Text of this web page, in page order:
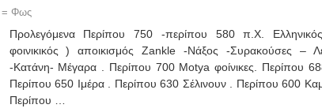
= Φως
Προλεγόμενα Περίπου 750 -περίπου 580 π.Χ.
φοινικικός ) αποικισμός Zankle -Νάξος -Συρακούσες –
-Κατάνη- Μέγαρα . Περίπου 700 Motya φοίνικες. Περίπου
Περίπου 650 Ιμέρα . Περίπου 630 Σέλινουν . Περίπου 600
Περίπου …